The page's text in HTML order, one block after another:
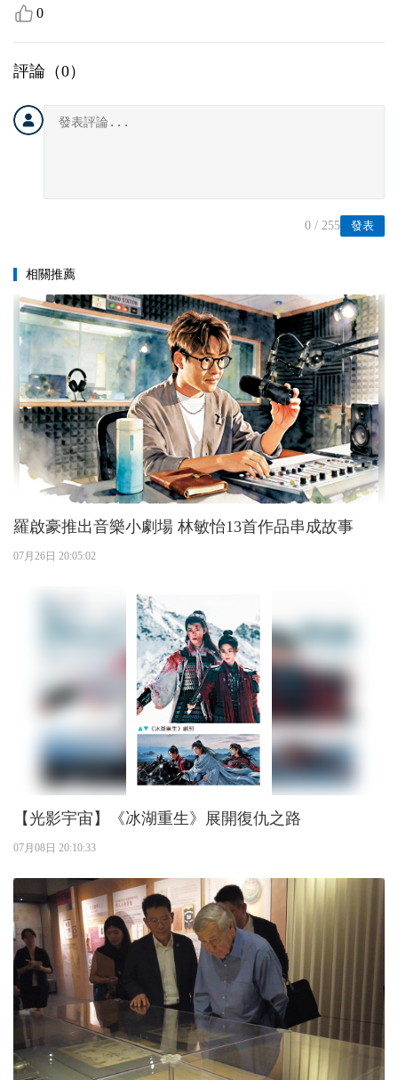
0
評論（0）
發表
0 / 255
相關推薦
羅啟豪推出音樂小劇場 林敏怡13首作品串成故事
07月26日 20:05:02
【光影宇宙】《冰湖重生》展開復仇之路
07月08日 20:10:33